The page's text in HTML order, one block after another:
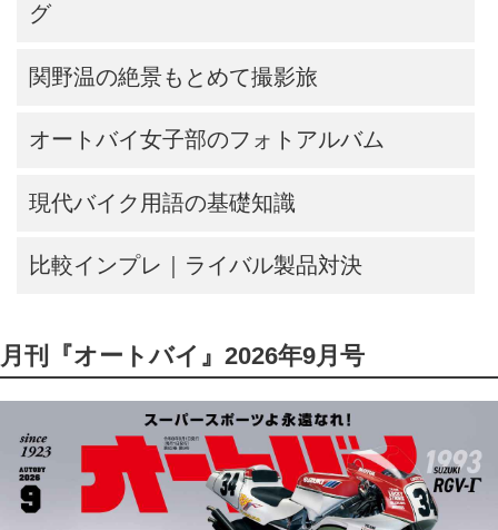
グ
関野温の絶景もとめて撮影旅
オートバイ女子部のフォトアルバム
現代バイク用語の基礎知識
比較インプレ｜ライバル製品対決
月刊『オートバイ』2026年9月号